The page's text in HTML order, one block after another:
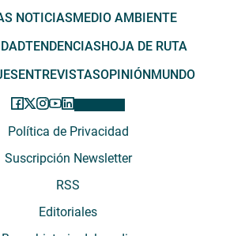
NOTICIASMEDIO AMBIENTE
TENDENCIASHOJA DE RUTA
ENTREVISTASOPINIÓNMUNDO
Política de Privacidad
Suscripción Newsletter
RSS
Editoriales